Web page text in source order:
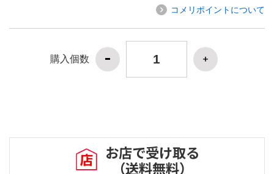
コメリポイントについて
購入個数
お店で受け取る
（送料無料）